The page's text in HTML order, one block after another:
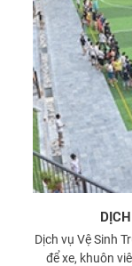
Dịch vụ Vệ Sinh
để xe, khuôn